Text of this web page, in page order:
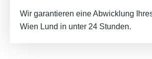
Wir garantieren eine Abwicklung
Wien Lund in unter 24 Stunden.